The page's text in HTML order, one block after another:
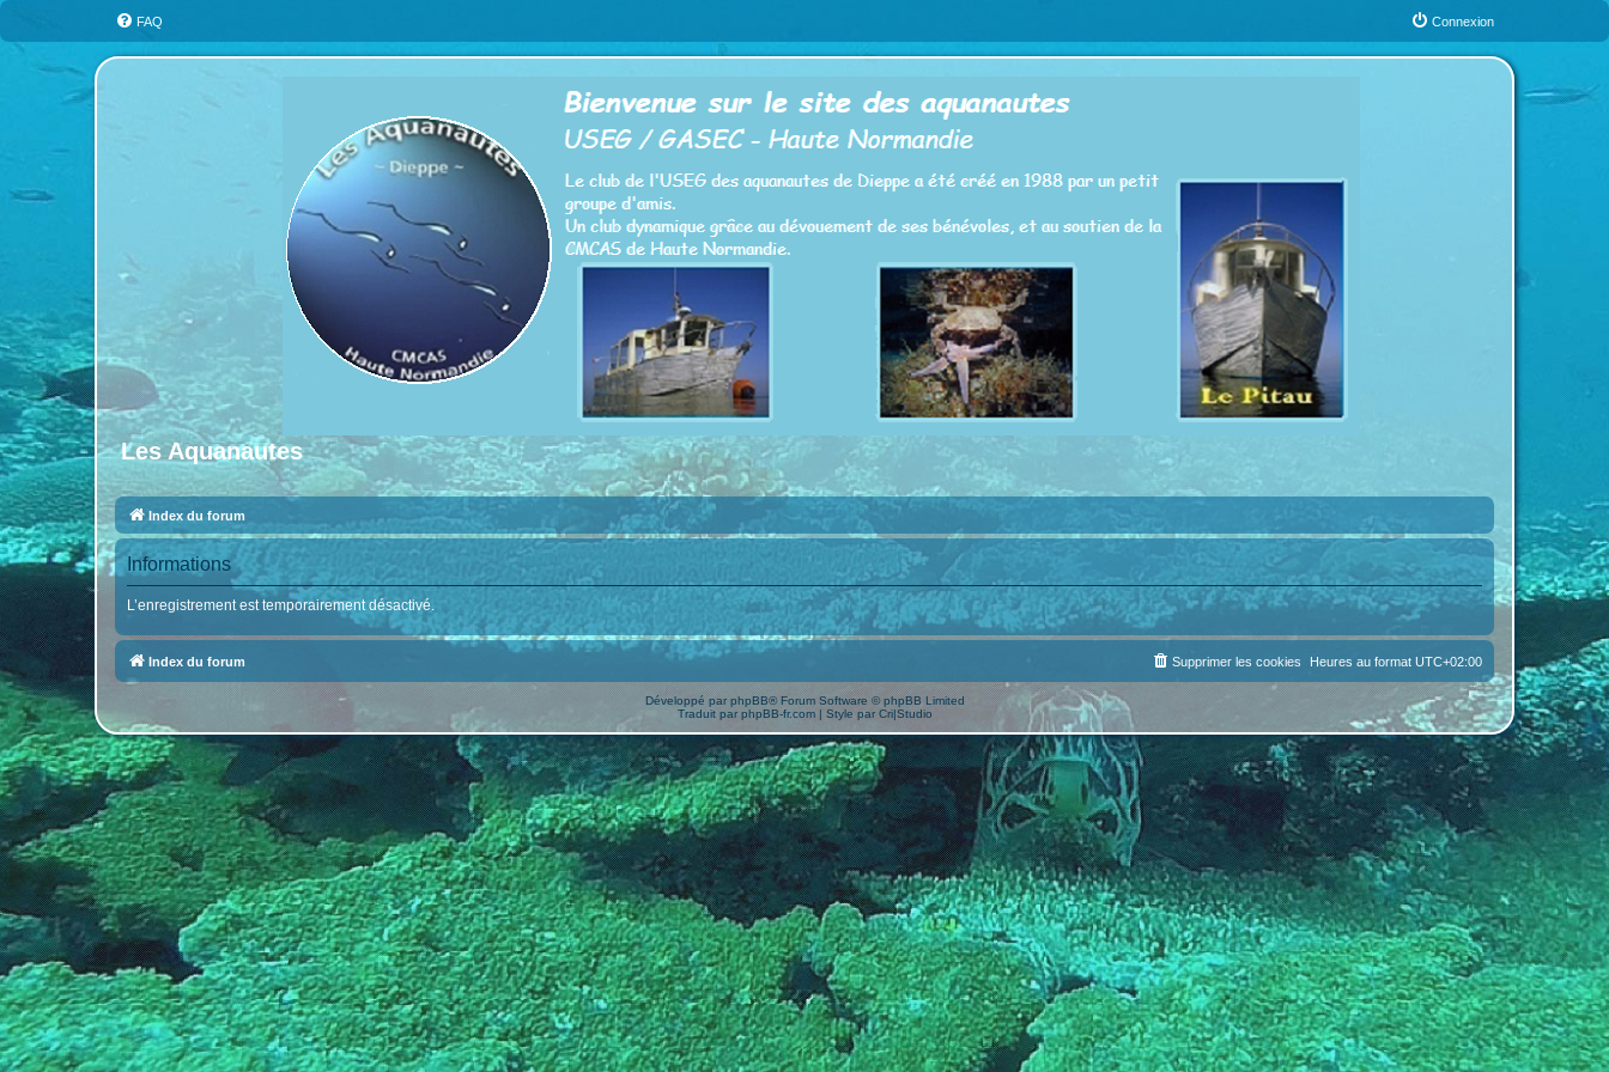
FAQ Connexion
Les Aquanautes
Index du forum
Informations
L’enregistrement est temporairement désactivé.
Index du forum Heures au format UTC+02:00
Supprimer les cookies
Développé par phpBB® Forum Software © phpBB Limited
Traduit par phpBB-fr.com| Style par Cri|Studio